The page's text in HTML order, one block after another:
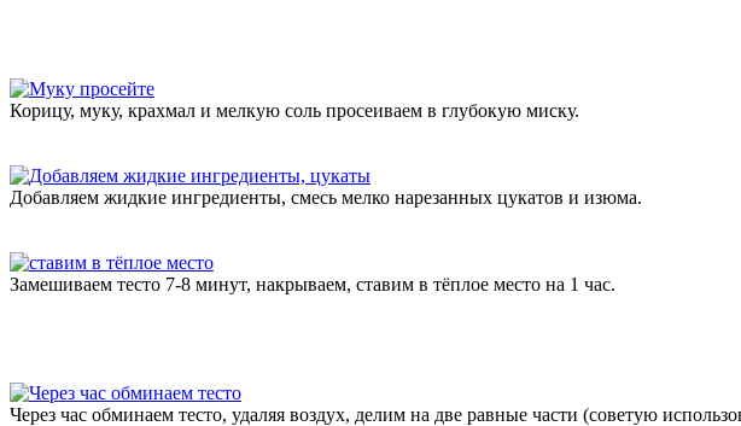
Корицу, муку, крахмал и мелкую соль просеиваем в глубокую миску.
Добавляем жидкие ингредиенты, смесь мелко нарезанных цукатов и изюма.
Замешиваем тесто 7-8 минут, накрываем, ставим в тёплое место на 1 час.
Через час обминаем тесто, удаляя воздух, делим на две равные части (советую